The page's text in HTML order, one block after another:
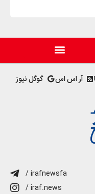
آر اس اس گوگل نیوز
/ irafnewsfa
/ iraf.news